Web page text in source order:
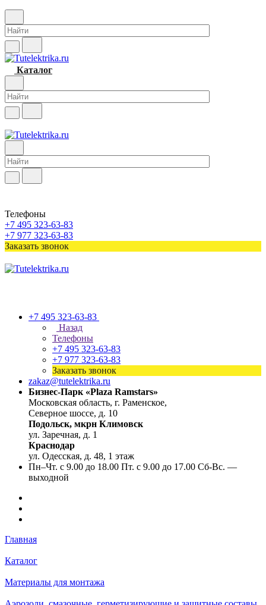
Каталог
Телефоны
+7 495 323-63-83
+7 977 323-63-83
Заказать звонок
+7 495 323-63-83
Назад
Телефоны
+7 495 323-63-83
+7 977 323-63-83
Заказать звонок
zakaz@tutelektrika.ru
Бизнес-Парк «Plaza Ramstars»
Московская область, г. Раменское,
Северное шоссе, д. 10
Подольск, мкрн Климовск
ул. Заречная, д. 1
Краснодар
ул. Одесская, д. 48, 1 этаж
Пн–Чт. с 9.00 до 18.00 Пт. с 9.00 до 17.00 Сб-Вс. —
выходной
Главная
Каталог
Материалы для монтажа